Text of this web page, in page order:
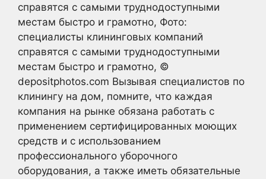
справятся с самыми труднодоступными
местам быстро и грамотно, Фото:
специалисты клининговых компаний
справятся с самыми труднодоступными
местам быстро и грамотно, ©
depositphotos.com Вызывая специалистов по
клинингу на дом, помните, что каждая
компания на рынке обязана работать с
применением сертифицированных моющих
средств и с использованием
профессионального уборочного
оборудования, а также иметь обязательные